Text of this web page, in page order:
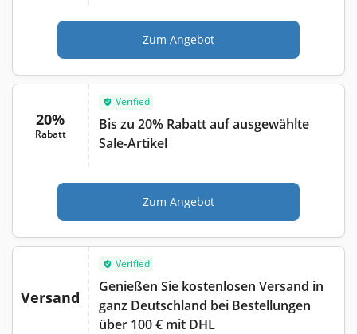
Zum Angebot
20%
Rabatt
Verified
Bis zu 20% Rabatt auf ausgewählte
Sale-Artikel
Zum Angebot
Versand
Verified
Genießen Sie kostenlosen Versand in
ganz Deutschland bei Bestellungen
über 100 € mit DHL